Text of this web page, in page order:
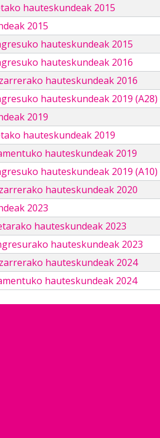
hauteskundeak 2015
2015
hauteskundeak 2015
hauteskundeak 2016
hauteskundeak 2016
hauteskundeak 2019 (A28)
2019
hauteskundeak 2019
hauteskundeak 2019
hauteskundeak 2019 (A10)
hauteskundeak 2020
2023
hauteskundeak 2023
hauteskundeak 2023
hauteskundeak 2024
hauteskundeak 2024